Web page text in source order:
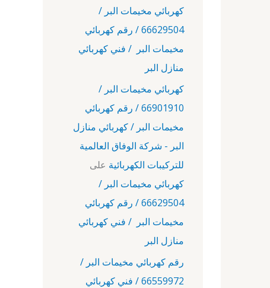
كهربائي مخيمات البر /
66629504 / رقم كهربائي
مخيمات البر / فني كهربائي
منازل البر
كهربائي مخيمات البر /
66901910 / رقم كهربائي
مخيمات البر / كهربائي منازل
البر - شركة الوفاق العالمية
للتركيبات الكهربائية على
كهربائي مخيمات البر /
66629504 / رقم كهربائي
مخيمات البر / فني كهربائي
منازل البر
رقم كهربائي مخيمات البر /
66559972 / فني كهربائي